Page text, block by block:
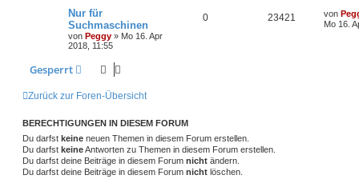
Nur für
Suchmaschinen
von Peggy » Mo 16. Apr
2018, 11:55
0 23421 von
Mo 16.
Gesperrt
Zurück zur Foren-Übersicht
BERECHTIGUNGEN IN DIESEM FORUM
Du darfst keine neuen Themen in diesem Forum erstellen.
Du darfst keineAntworten zu Themen in diesem Forum erstellen.
Du darfst deine Beiträge in diesem Forum nicht ändern.
Du darfst deine Beiträge in diesem Forum nicht löschen.